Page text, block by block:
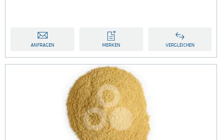
ANFRAGEN MERKEN VERGLEICHEN